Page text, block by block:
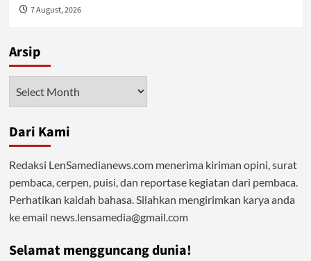
7 August, 2026
Arsip
Dari Kami
Redaksi LenSamedianews.com menerima kiriman opini, surat
pembaca, cerpen, puisi, dan reportase kegiatan dari pembaca.
Perhatikan kaidah bahasa. Silahkan mengirimkan karya anda
ke email news.lensamedia@gmail.com
Selamat mengguncang dunia!